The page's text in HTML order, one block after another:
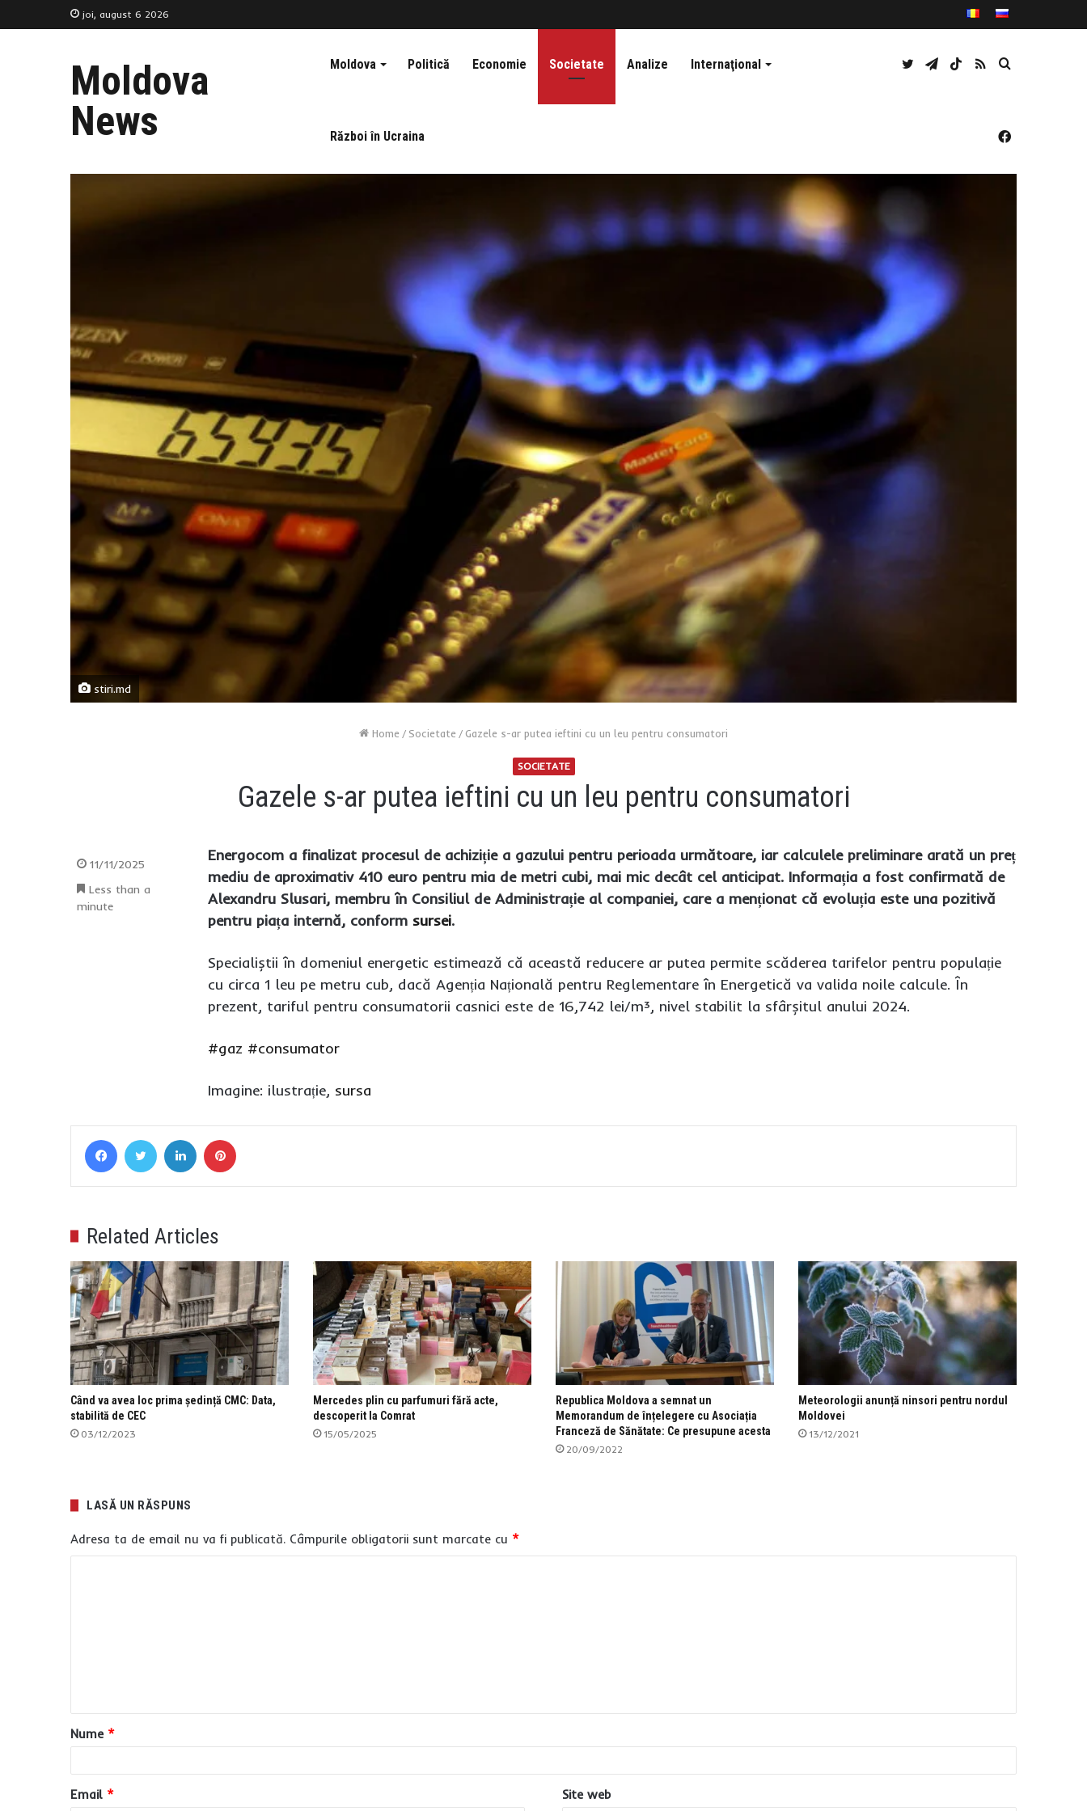
joi, august 6 2026
Moldova
News
Moldova Politică Economie Societate Analize Internaţional
Război în Ucraina
Caută
RSS
TikTok
Telegram
Twitter
Facebook
stiri.md
Home / Societate / Gazele s-ar putea ieftini cu un leu pentru consumatori
SOCIETATE
Gazele s-ar putea ieftini cu un leu pentru consumatori
Energocom a finalizat procesul de achiziție a gazului pentru perioada următoare, iar calculele preliminare arată un preț
mediu de aproximativ 410 euro pentru mia de metri cubi, mai mic decât cel anticipat. Informația a fost confirmată de
Alexandru Slusari, membru în Consiliul de Administrație al companiei, care a menționat că evoluția este una pozitivă
pentru piața internă, conform sursei.
Specialiștii în domeniul energetic estimează că această reducere ar putea permite scăderea tarifelor pentru populație
cu circa 1 leu pe metru cub, dacă Agenția Națională pentru Reglementare în Energetică va valida noile calcule. În
prezent, tariful pentru consumatorii casnici este de 16,742 lei/m³, nivel stabilit la sfârșitul anului 2024.
#gaz #consumator
Imagine: ilustrație, sursa
11/11/2025
Less than a
minute
FacebookTwitter LinkedIn
Related Articles
Când va avea loc prima ședință CMC: Data,
stabilită de CEC
03/12/2023
Mercedes plin cu parfumuri fără acte,
descoperit la Comrat
15/05/2025
Republica Moldova a semnat un
Memorandum de înțelegere cu Asociația
Franceză de Sănătate: Ce presupune acesta
20/09/2022
Meteorologii anunță ninsori pentru nordul
Moldovei
13/12/2021
LASĂ UN RĂSPUNS
Adresa ta de email nu va fi publicată. Câmpurile obligatorii sunt marcate cu *
a
r
Nume *
Email * Site web